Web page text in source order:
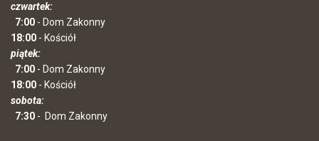
czwartek:
7:00 - Dom Zakonny
18:00 - Kościół
piątek:
7:00 - Dom Zakonny
18:00 - Kościół
sobota:
7:30 - Dom Zakonny